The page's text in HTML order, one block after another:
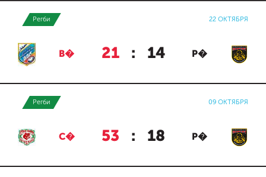
Регби 22 ОКТЯБРЯ
В� 21 : 14 Р�
Регби 09 ОКТЯБРЯ
С� 53 : 18 Р�